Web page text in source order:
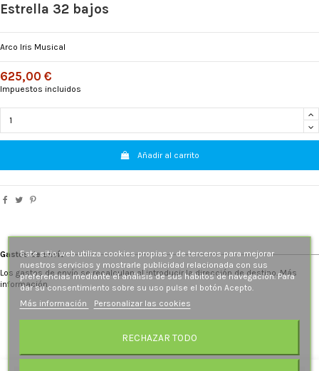
Estrella 32 bajos
Arco Iris Musical
625,00 €
Impuestos incluidos
Añadir al carrito
Gastos de envío
Los gastos de envío se recalculan al introducir la dirección de destino. Más
información.
Este sitio web utiliza cookies propias y de terceros para mejorar
nuestros servicios y mostrarle publicidad relacionada con sus
preferencias mediante el análisis de sus hábitos de navegación. Para
dar su consentimiento sobre su uso pulse el botón Acepto.
Más información
Personalizar las cookies
RECHAZAR TODO